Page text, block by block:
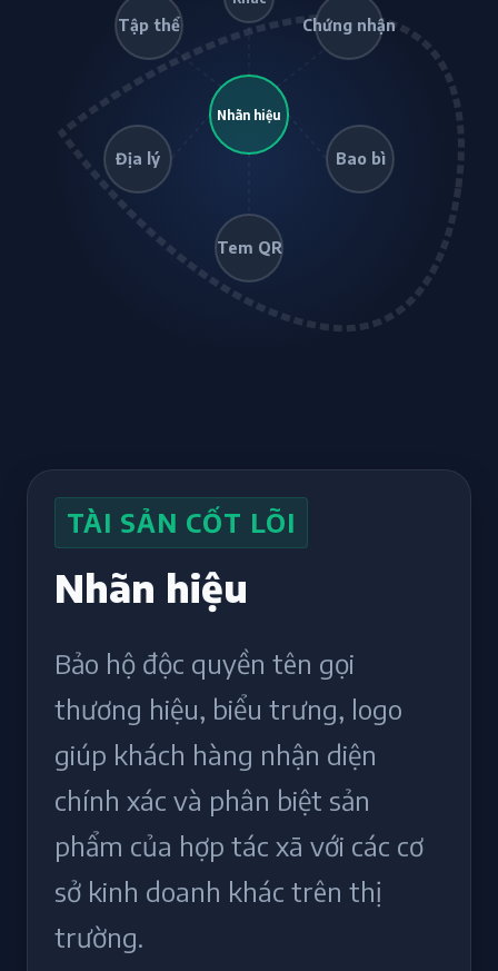
Nhãn hiệu
Tập thể Chứng nhận
Địa lý Bao bì
Tem QR
TÀI SẢN CỐT LÕI
Nhãn hiệu
Bảo hộ độc quyền tên gọi
thương hiệu, biểu trưng, logo
giúp khách hàng nhận diện
chính xác và phân biệt sản
phẩm của hợp tác xã với các cơ
sở kinh doanh khác trên thị
trường.